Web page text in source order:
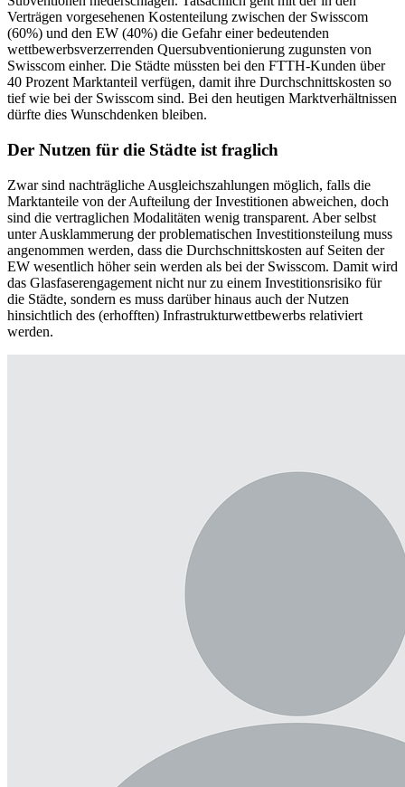
Verträgen vorgesehenen Kostenteilung zwischen der Swisscom
(60%) und den EW (40%) die Gefahr einer bedeutenden
wettbewerbsverzerrenden Quersubventionierung zugunsten von
Swisscom einher. Die Städte müssten bei den FTTH-Kunden über
40 Prozent Marktanteil verfügen, damit ihre Durchschnittskosten so
tief wie bei der Swisscom sind. Bei den heutigen Marktverhältnissen
dürfte dies Wunschdenken bleiben.
Der Nutzen für die Städte ist fraglich
Zwar sind nachträgliche Ausgleichszahlungen möglich, falls die
Marktanteile von der Aufteilung der Investitionen abweichen, doch
sind die vertraglichen Modalitäten wenig transparent. Aber selbst
unter Ausklammerung der problematischen Investitionsteilung muss
angenommen werden, dass die Durchschnittskosten auf Seiten der
EW wesentlich höher sein werden als bei der Swisscom. Damit wird
das Glasfaserengagement nicht nur zu einem Investitionsrisiko für
die Städte, sondern es muss darüber hinaus auch der Nutzen
hinsichtlich des (erhofften) Infrastrukturwettbewerbs relativiert
werden.